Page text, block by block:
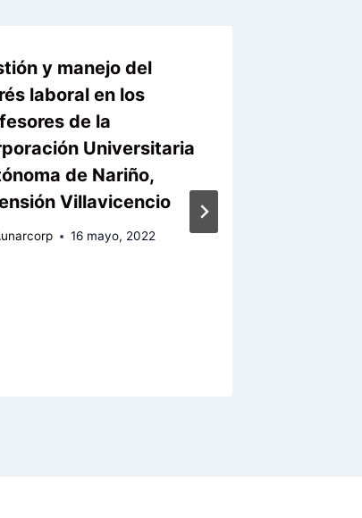
y manejo del
laboral en los
de la
Universitaria
de Nariño,
Villavicencio
16 mayo, 2022